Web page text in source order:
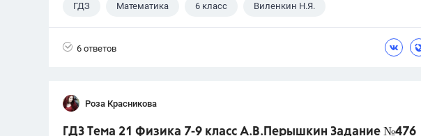
ГДЗ Математика 6 класс Виленкин Н.Я.
6 ответов
Роза Красникова
ГДЗ Тема 21 Физика 7-9 класс А.В.Перышкин Задание №476